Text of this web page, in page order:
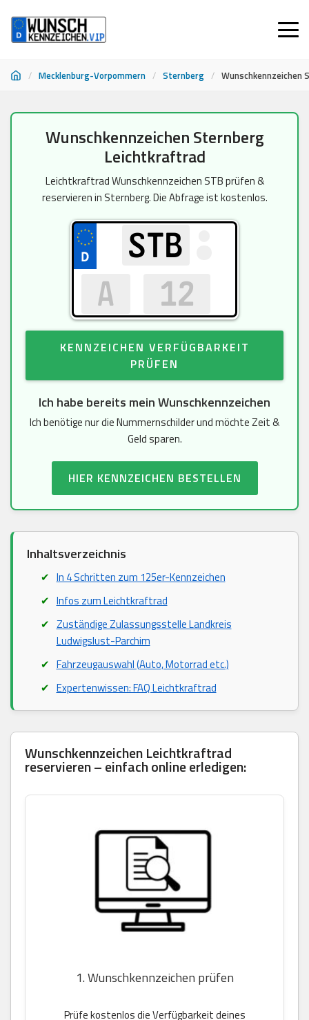
/ Mecklenburg-Vorpommern / Sternberg /
Wunschkennzeichen Sternberg
Leichtkraftrad
Leichtkraftrad Wunschkennzeichen STB prüfen &
reservieren in Sternberg. Die Abfrage ist kostenlos.
KENNZEICHEN VERFÜGBARKEIT
PRÜFEN
Ich habe bereits mein Wunschkennzeichen
Ich benötige nur die Nummernschilder und möchte Zeit &
Geld sparen.
HIER KENNZEICHEN BESTELLEN
Inhaltsverzeichnis
In 4 Schritten zum 125er-Kennzeichen
Infos zum Leichtkraftrad
Zuständige Zulassungsstelle Landkreis
Ludwigslust-Parchim
Fahrzeugauswahl (Auto, Motorrad etc.)
Expertenwissen: FAQ Leichtkraftrad
Wunschkennzeichen Leichtkraftrad
reservieren – einfach online erledigen:
1. Wunschkennzeichen prüfen
Prüfe kostenlos die Verfügbarkeit deines